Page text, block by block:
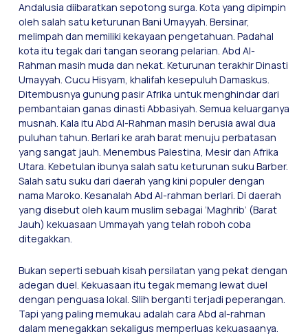
Andalusia diibaratkan sepotong surga. Kota yang dipimpin
oleh salah satu keturunan Bani Umayyah. Bersinar,
melimpah dan memiliki kekayaan pengetahuan. Padahal
kota itu tegak dari tangan seorang pelarian. Abd Al-
Rahman masih muda dan nekat. Keturunan terakhir Dinasti
Umayyah. Cucu Hisyam, khalifah kesepuluh Damaskus.
Ditembusnya gunung pasir Afrika untuk menghindar dari
pembantaian ganas dinasti Abbasiyah. Semua keluarganya
musnah. Kala itu Abd Al-Rahman masih berusia awal dua
puluhan tahun. Berlari ke arah barat menuju perbatasan
yang sangat jauh. Menembus Palestina, Mesir dan Afrika
Utara. Kebetulan ibunya salah satu keturunan suku Barber.
Salah satu suku dari daerah yang kini populer dengan
nama Maroko. Kesanalah Abd Al-rahman berlari. Di daerah
yang disebut oleh kaum muslim sebagai ’Maghrib’ (Barat
Jauh) kekuasaan Ummayah yang telah roboh coba
ditegakkan.
Bukan seperti sebuah kisah persilatan yang pekat dengan
adegan duel. Kekuasaan itu tegak memang lewat duel
dengan penguasa lokal. Silih berganti terjadi peperangan.
Tapi yang paling memukau adalah cara Abd al-rahman
dalam menegakkan sekaligus memperluas kekuasaanya.